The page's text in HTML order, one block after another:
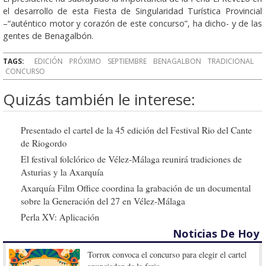
el desarrollo de esta Fiesta de Singularidad Turística Provincial
–“auténtico motor y corazón de este concurso”, ha dicho- y de las
gentes de Benagalbón.
TAGS: EDICIÓN PRÓXIMO SEPTIEMBRE BENAGALBON
TRADICIONAL
CONCURSO
Quizás también le interese:
Presentado el cartel de la 45 edición del Festival Rio del Cante
de Riogordo
El festival folclórico de Vélez-Málaga reunirá tradiciones de
Asturias y la Axarquía
Axarquía Film Office coordina la grabación de un documental
sobre la Generación del 27 en Vélez-Málaga
Perla XV: Aplicación
Noticias De Hoy
Torrox convoca el concurso para elegir el cartel